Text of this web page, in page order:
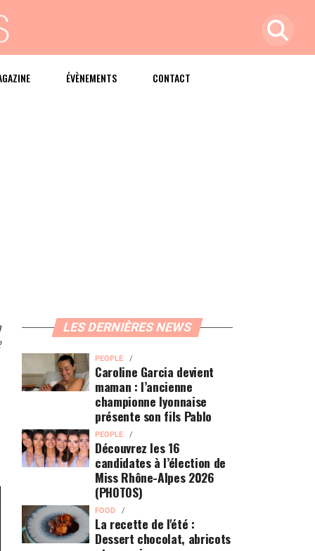
ÉVÈNEMENTS CONTACT
LES DERNIÈRES NEWS
PEOPLE
Caroline Garcia devient
maman : l’ancienne
championne lyonnaise
présente son fils Pablo
PEOPLE
Découvrez les 16
candidates à l’élection de
Miss Rhône-Alpes 2026
(PHOTOS)
FOOD
La recette de l'été :
Dessert chocolat, abricots